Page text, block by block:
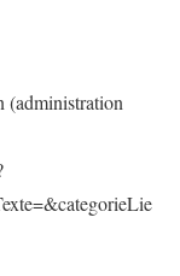
(administration